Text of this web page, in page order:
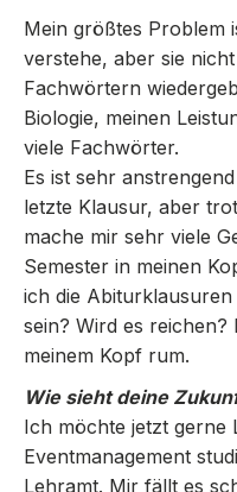
Mein größtes Problem
verstehe, aber sie
Fachwörtern
Biologie, meinen
viele Fachwörter.
Es ist sehr
letzte Klausur, aber
mache mir sehr viele
Semester in meinen
ich die
sein? Wird es reichen?
meinem Kopf rum.
Wie sieht deine
Ich möchte jetzt gerne
Eventmanagement
Lehramt. Mir fällt es